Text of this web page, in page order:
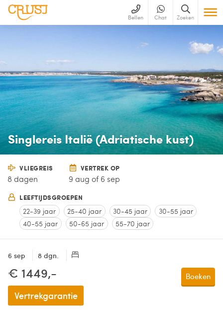
Bellen Chat Zoeken
Singlereis Italië (Adriatische kust)
VLIEGREIS
8 dagen
VERTREK OP
9 aug of 6 sep
LEEFTIJDSGROEPEN
22-39 jaar 25-40 jaar 30-45 jaar
30-55 jaar
40-55 jaar
50-65 jaar 55-70 jaar
6 sep 8 dgn.
€ 1449,-
Vertrekgarantie
Boeken